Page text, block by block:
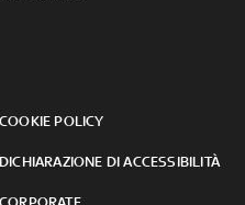
COOKIE POLICY
DICHIARAZIONE DI ACCESSIBILITÀ